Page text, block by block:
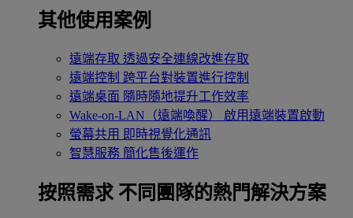
其他使用案例
遠端存取 透過安全連線改進存取
遠端控制 跨平台對裝置進行控制
遠端桌面 隨時隨地提升工作效率
Wake-on-LAN（遠端喚醒）
啟用遠端裝置啟動
螢幕共用 即時視覺化通訊
智慧服務 簡化售後運作
按照需求 不同團隊的熱門解決方案